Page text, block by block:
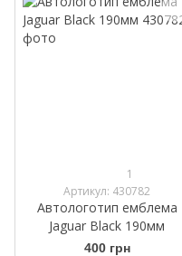
1
Артикул: 430782
Автологотип емблема
Jaguar Black 190мм
400 грн